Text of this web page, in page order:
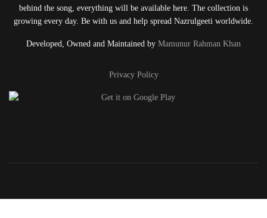
behind the song, everything will be available here. The collection is
growing every day. Be with us and help spread Nazrulgeeti worldwide.
Developed, Owned and Maintained by Mamunur Rahman Khan
Privacy Policy